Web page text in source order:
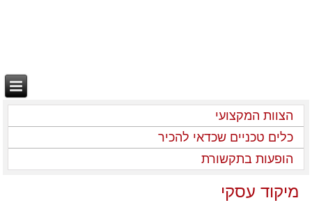
הצוות המקצועי
כלים טכניים שכדאי להכיר
הופעות בתקשורת
מיקוד עסקי